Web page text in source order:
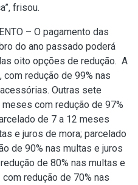
frisou.
– O pagamento das
do ano passado poderá
oito opções de redução. A
redução de 99% nas
Outras sete
com redução de 97%
de 7 a 12 meses
e juros de mora; parcelado
de 90% nas multas e juros
de 80% nas multas e
redução de 70% nas